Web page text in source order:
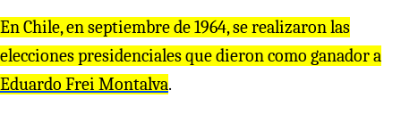
En Chile, en septiembre de 1964, serealizaron las
elecciones presidenciales que dieron como ganadora
Eduardo Frei Montalva.